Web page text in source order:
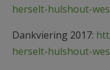
herselt-hulshout-
Dankviering 2017:
herselt-hulshout-